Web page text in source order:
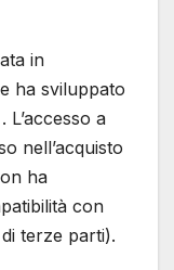
in
ha sviluppato
a
nell’acquisto
ha
con
terze parti).